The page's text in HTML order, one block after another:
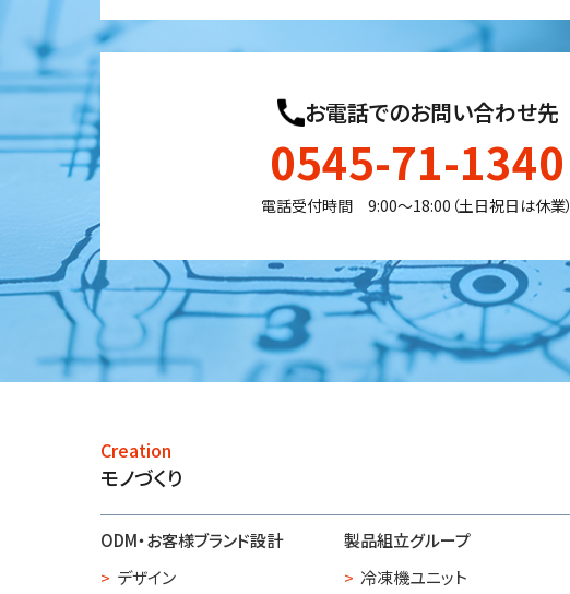
お電話でのお問い合わせ先
0545-71-1340
電話受付時間 9:00〜18:00（土日祝日は休業）
Creation
モノづくり
ODM・お客様ブランド設計
デザイン
製品組立グループ
冷凍機ユニット